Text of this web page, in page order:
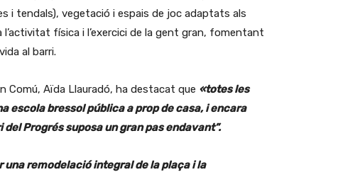
i tendals), vegetació i espais de joc adaptats als
física i l’exercici de la gent gran, fomentant
al barri.
Comú, Aïda Llauradó, ha destacat que «totes les
escola bressol pública a prop de casa, i encara
Progrés suposa un gran pas endavant”.
una remodelació integral de la plaça i la